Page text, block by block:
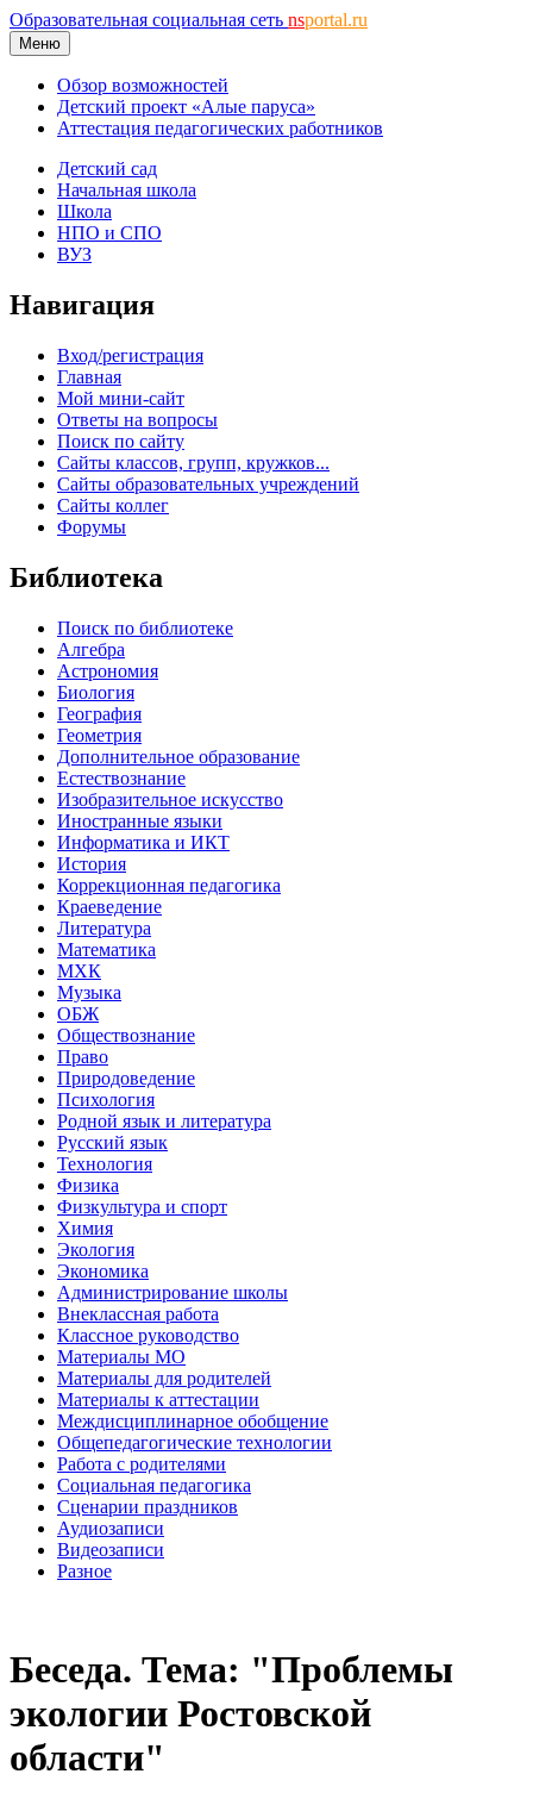
Образовательная социальная сеть nsportal.ru
Меню
Обзор возможностей
Детский проект «Алые паруса»
Аттестация педагогических работников
Детский сад
Начальная школа
Школа
НПО и СПО
ВУЗ
Навигация
Вход/регистрация
Главная
Мой мини-сайт
Ответы на вопросы
Поиск по сайту
Сайты классов, групп, кружков...
Сайты образовательных учреждений
Сайты коллег
Форумы
Библиотека
Поиск по библиотеке
Алгебра
Астрономия
Биология
География
Геометрия
Дополнительное образование
Естествознание
Изобразительное искусство
Иностранные языки
Информатика и ИКТ
История
Коррекционная педагогика
Краеведение
Литература
Математика
МХК
Музыка
ОБЖ
Обществознание
Право
Природоведение
Психология
Родной язык и литература
Русский язык
Технология
Физика
Физкультура и спорт
Химия
Экология
Экономика
Администрирование школы
Внеклассная работа
Классное руководство
Материалы МО
Материалы для родителей
Материалы к аттестации
Междисциплинарное обобщение
Общепедагогические технологии
Работа с родителями
Социальная педагогика
Сценарии праздников
Аудиозаписи
Видеозаписи
Разное
Беседа. Тема: "Проблемы
экологии Ростовской
области"